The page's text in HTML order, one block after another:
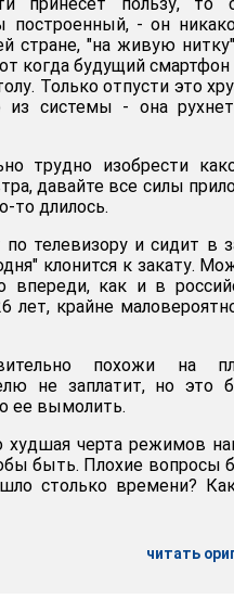
построенный, - он
стране, "на живую
когда будущий смартфон
Только отпусти это
из системы - она
трудно изобрести
давайте все силы
то длилось.
телевизору и сидит в
клонится к закату.
впереди, как и в
лет, крайне
похожи на
не заплатит, но это
ее вымолить.
худшая черта режимов
быть. Плохие вопросы
столько времени?
читать